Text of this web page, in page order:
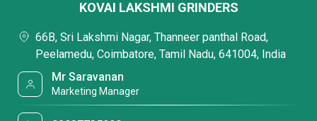
KOVAI LAKSHMI GRINDERS
66B, Sri Lakshmi Nagar, Thanneer panthal Road,
Peelamedu, Coimbatore, Tamil Nadu, 641004, India
Mr Saravanan
Marketing Manager